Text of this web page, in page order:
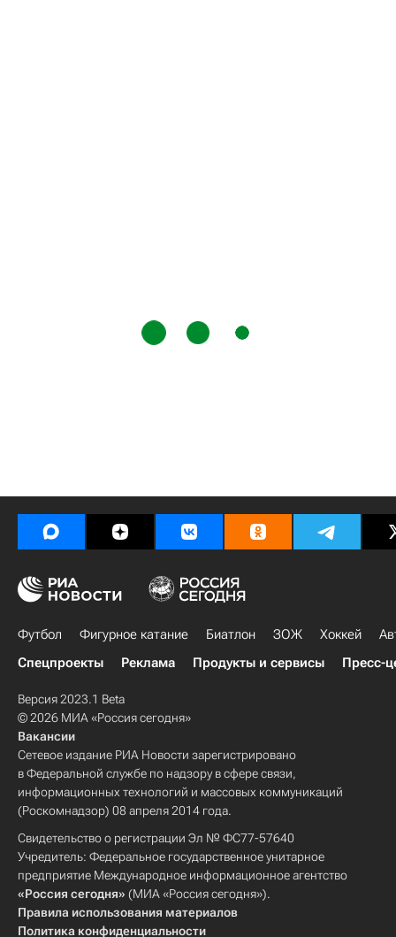
Футбол Фигурное катание Биатлон ЗОЖ Хоккей
Спецпроекты
Реклама Продукты и сервисы Пресс-
Версия 2023.1 Beta
© 2026 МИА «Россия сегодня»
Вакансии
Сетевое издание РИА Новости зарегистрировано
в Федеральной службе по надзору в сфере связи,
информационных технологий и массовых коммуникаций
(Роскомнадзор) 08 апреля 2014 года.
Свидетельство о регистрации Эл № ФС77-57640
Учредитель: Федеральное государственное унитарное
предприятие Международное информационное агентство
«Россия сегодня» (МИА «Россия сегодня»).
Правила использования материалов
Политика конфиденциальности